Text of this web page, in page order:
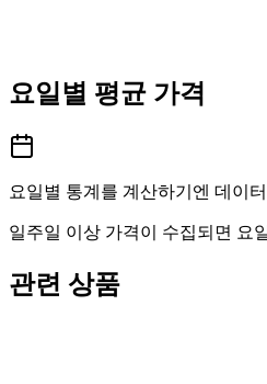
요일별 평균 가격
요일별 통계를 계산하기엔 데이
일주일 이상 가격이 수집되면 요
관련 상품